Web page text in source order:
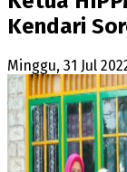
Kendari
Minggu, 31 Jul